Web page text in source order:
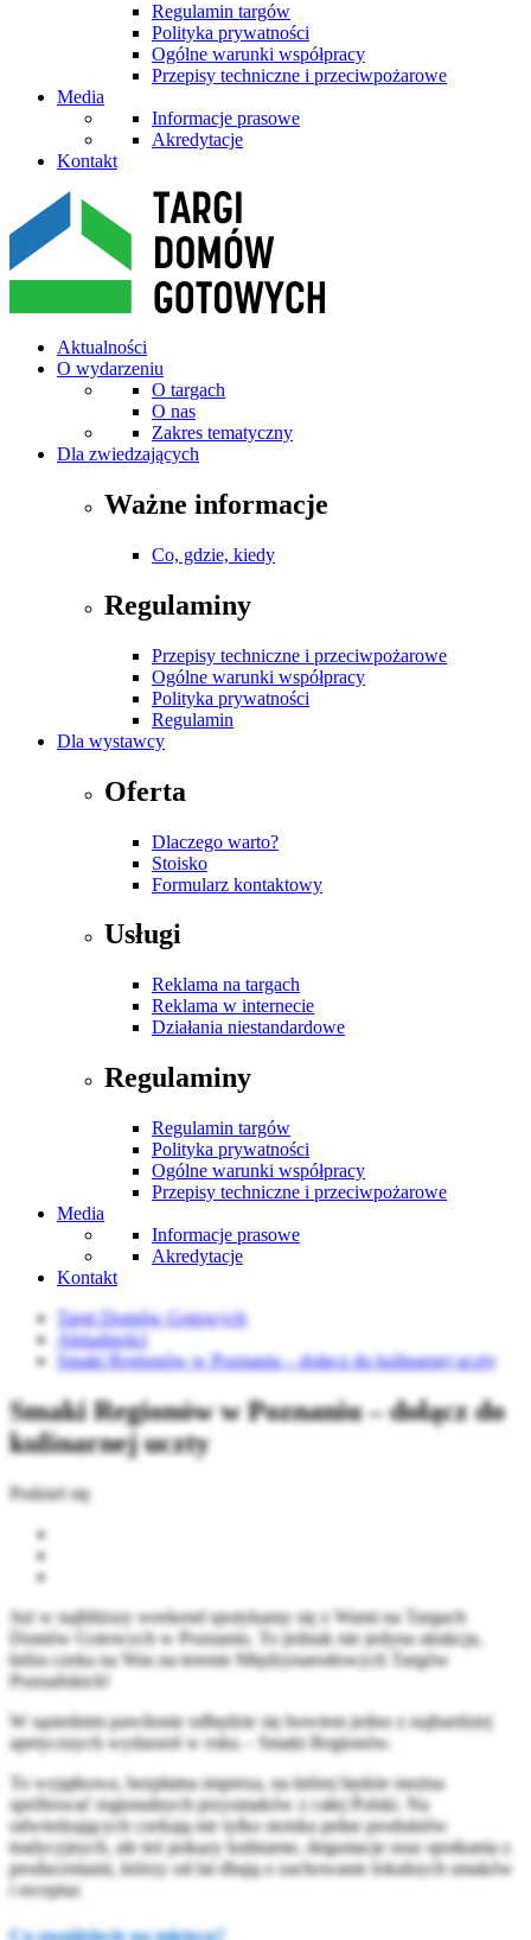
Regulamin targów
Polityka prywatności
Ogólne warunki współpracy
Przepisy techniczne i przeciwpożarowe
Media
Informacje prasowe
Akredytacje
Kontakt
Aktualności
O wydarzeniu
O targach
O nas
Zakres tematyczny
Dla zwiedzających
Ważne informacje
Co, gdzie, kiedy
Regulaminy
Przepisy techniczne i przeciwpożarowe
Ogólne warunki współpracy
Polityka prywatności
Regulamin
Dla wystawcy
Oferta
Dlaczego warto?
Stoisko
Formularz kontaktowy
Usługi
Reklama na targach
Reklama w internecie
Działania niestandardowe
Regulaminy
Regulamin targów
Polityka prywatności
Ogólne warunki współpracy
Przepisy techniczne i przeciwpożarowe
Media
Informacje prasowe
Akredytacje
Kontakt
Targi Domów Gotowych
Aktualności
Smaki Regionów w Poznaniu – dołącz do kulinarnej uczty
Smaki Regionów w Poznaniu – dołącz do
kulinarnej uczty
Podziel się
Już w najbliższy weekend spotykamy się z Wami na Targach
Domów Gotowych w Poznaniu. To jednak nie jedyna atrakcja,
która czeka na Was na terenie Międzynarodowych Targów
Poznańskich!
W sąsiednim pawilonie odbędzie się bowiem jedno z najbardziej
apetycznych wydarzeń w roku – Smaki Regionów.
To wyjątkowa, bezpłatna impreza, na której będzie można
spróbować regionalnych przysmaków z całej Polski. Na
odwiedzających czekają nie tylko stoiska pełne produktów
tradycyjnych, ale też pokazy kulinarne, degustacje oraz spotkania z
producentami, którzy od lat dbają o zachowanie lokalnych smaków
i receptur.